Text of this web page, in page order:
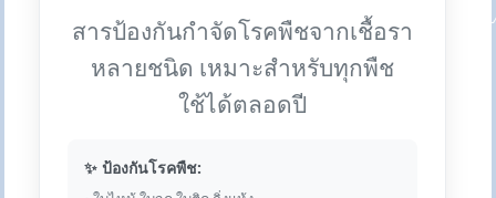
สารป้องกันกำจัดโรคพืชจากเชื้อรา
หลายชนิด เหมาะสำหรับทุกพืช
ใช้ได้ตลอดปี
✨ ป้องกันโรคพืช: